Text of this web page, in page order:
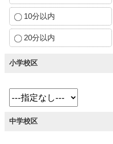
10分以内
20分以内
小学校区
中学校区